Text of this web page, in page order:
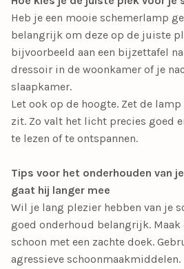
Heb je een mooie schemerlamp
belangrijk om deze op de juiste
bijvoorbeeld aan een bijzettafel
dressoir in de woonkamer of je
slaapkamer.
Let ook op de hoogte. Zet de
zit. Zo valt het licht precies goed
te lezen of te ontspannen.
Tips voor het onderhouden van
gaat hij langer mee
Wil je lang plezier hebben van je
goed onderhoud belangrijk. Maak
schoon met een zachte doek.
agressieve schoonmaakmiddelen.